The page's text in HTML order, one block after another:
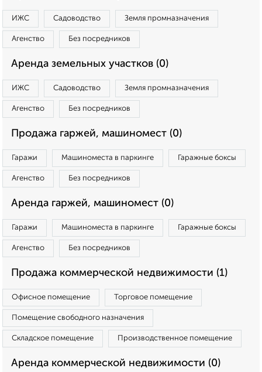
ИЖС Садоводство Земля промназначения
Агенство Без посредников
Аренда земельных участков (0)
ИЖС Садоводство Земля промназначения
Агенство Без посредников
Продажа гаржей, машиномест (0)
Гаражи Машиноместа в паркинге Гаражные боксы
Агенство Без посредников
Аренда гаржей, машиномест (0)
Гаражи Машиноместа в паркинге Гаражные боксы
Агенство Без посредников
Продажа коммерческой недвижимости (1)
Офисное помещение Торговое помещение
Помещение свободного назначения
Складское помещение Производственное помещение
Аренда коммерческой недвижимости (0)